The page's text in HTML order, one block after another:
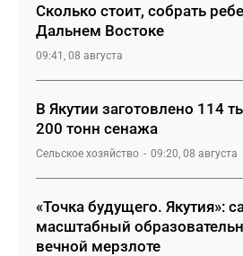
Сколько стоит, собрать
Дальнем Востоке
09:41, 08 августа
В Якутии заготовлено 114
200 тонн сенажа
Сельское хозяйство 09:20, 08 августа
«Точка будущего. Якутия»:
масштабный
вечной мерзлоте